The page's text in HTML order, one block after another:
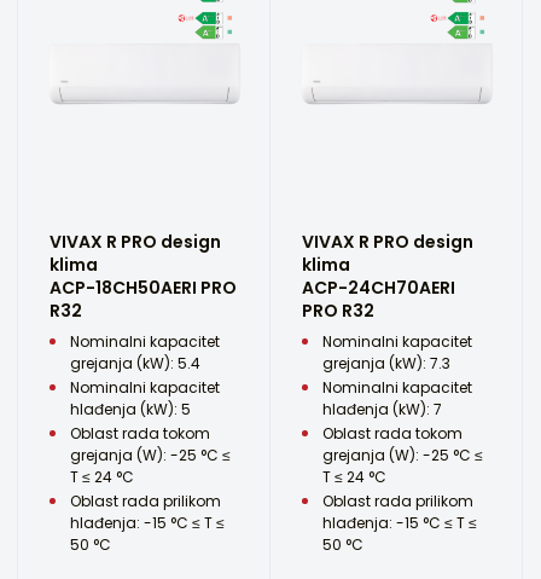
VIVAX R PRO design
klima
ACP-18CH50AERI PRO
R32
Nominalni kapacitet
grejanja (kW): 5.4
Nominalni kapacitet
hlađenja (kW): 5
Oblast rada tokom
grejanja (W): -25 °C ≤
T ≤ 24 °C
Oblast rada prilikom
hlađenja: -15 °C ≤ T ≤
50 °C
VIVAX R PRO design
klima
ACP-24CH70AERI
PRO R32
Nominalni kapacitet
grejanja (kW): 7.3
Nominalni kapacitet
hlađenja (kW): 7
Oblast rada tokom
grejanja (W): -25 °C ≤
T ≤ 24 °C
Oblast rada prilikom
hlađenja: -15 °C ≤ T ≤
50 °C